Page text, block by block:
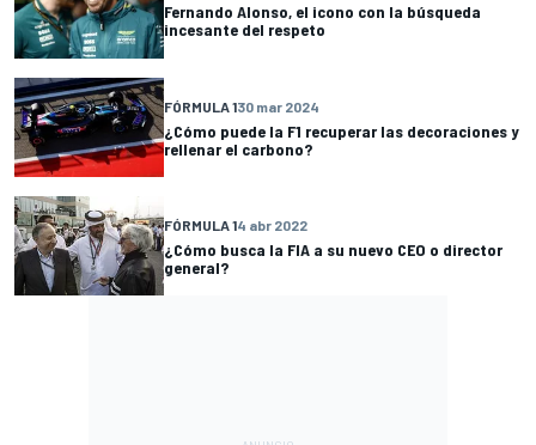
Fernando Alonso, el icono con la búsqueda
incesante del respeto
FÓRMULA 130 mar 2024
¿Cómo puede la F1 recuperar las decoraciones y
rellenar el carbono?
FÓRMULA 14 abr 2022
¿Cómo busca la FIA a su nuevo CEO o director
general?